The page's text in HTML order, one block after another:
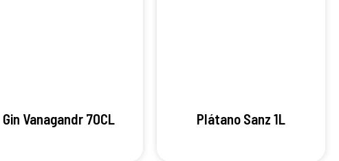
Gin Vanagandr 70CL Plátano Sanz 1L